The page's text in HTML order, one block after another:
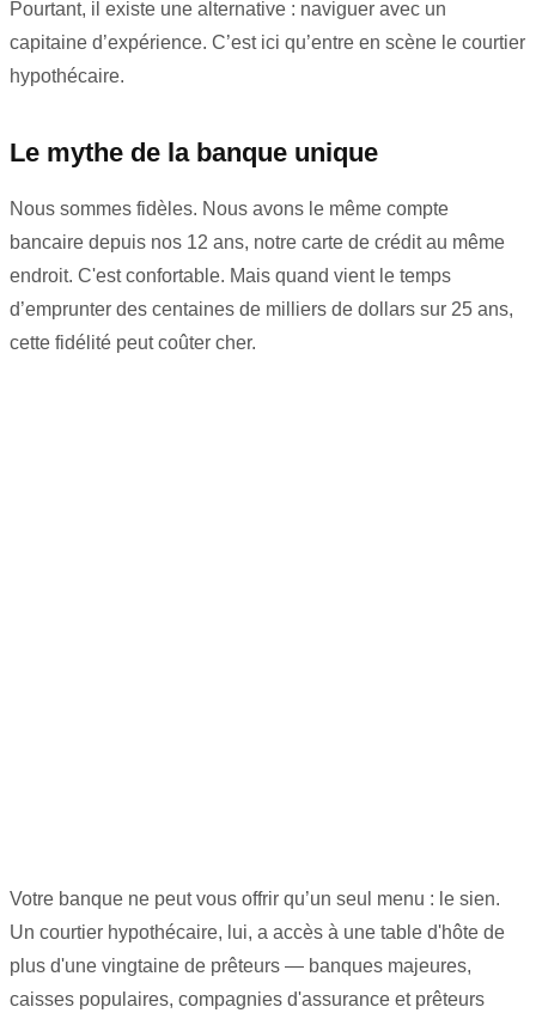
Pourtant, il existe une alternative : naviguer avec un
capitaine d’expérience. C’est ici qu’entre en scène le courtier
hypothécaire.
Le mythe de la banque unique
Nous sommes fidèles. Nous avons le même compte
bancaire depuis nos 12 ans, notre carte de crédit au même
endroit. C'est confortable. Mais quand vient le temps
d’emprunter des centaines de milliers de dollars sur 25 ans,
cette fidélité peut coûter cher.
Votre banque ne peut vous offrir qu’un seul menu : le sien.
Un courtier hypothécaire, lui, a accès à une table d'hôte de
plus d'une vingtaine de prêteurs — banques majeures,
caisses populaires, compagnies d'assurance et prêteurs